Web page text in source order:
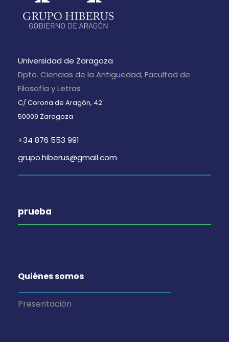
Universidad de Zaragoza
Dpto. Ciencias de la Antigüedad, Facultad de
Filosofía y Letras
C/ Corona de Aragón, 42
50009 Zaragoza
+34 876 553 991
grupo.hiberus@gmail.com
prueba
Quiénes somos
Presentación